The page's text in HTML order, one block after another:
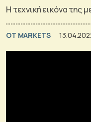
Η τεχνική εικόνα της
OT MARKETS